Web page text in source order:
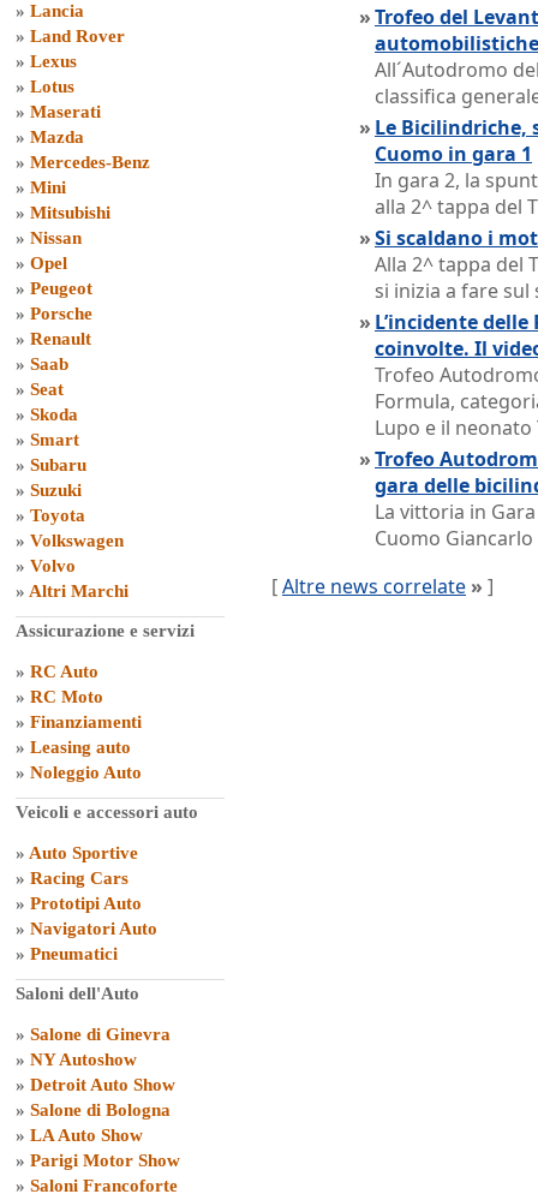
» Lancia
» Land Rover
» Lexus
» Lotus
» Maserati
» Mazda
» Mercedes-Benz
» Mini
» Mitsubishi
» Nissan
» Opel
» Peugeot
» Porsche
» Renault
» Saab
» Seat
» Skoda
» Smart
» Subaru
» Suzuki
» Toyota
» Volkswagen
» Volvo
» Altri Marchi
Assicurazione e servizi
» RC Auto
» RC Moto
» Finanziamenti
» Leasing auto
» Noleggio Auto
Veicoli e accessori auto
» Auto Sportive
» Racing Cars
» Prototipi Auto
» Navigatori Auto
» Pneumatici
Saloni dell'Auto
» Salone di Ginevra
» NY Autoshow
» Detroit Auto Show
» Salone di Bologna
» LA Auto Show
» Parigi Motor Show
» Saloni Francoforte
»Trofeo del
automobilistiche
All´Autodromo
classifica
» Le Bicilindriche,
Cuomo in gara 1
In gara 2, la
alla 2^ tappa del
»Si scaldano i
Alla 2^ tappa del
si inizia a fare sul
» L’incidente
coinvolte. Il
Trofeo
Formula,
Lupo e il neonato
»Trofeo
gara delle
La vittoria in
Cuomo
[Altre news correlate » ]